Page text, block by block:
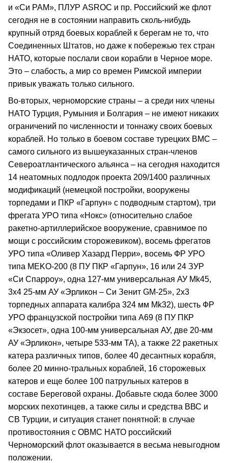
и «Си РАМ», ПЛУР ASROC и пр. Российский же флот
сегодня не в состоянии направить сколь-нибудь
крупный отряд боевых кораблей к берегам не то, что
Соединенных Штатов, но даже к побережью тех стран
НАТО, которые послали свои корабли в Черное море.
Это – слабость, а мир со времен Римской империи
привык уважать только сильного.
Во-вторых, черноморские страны – а среди них члены
НАТО Турция, Румыния и Болгария – не имеют никаких
ограничений по численности и тоннажу своих боевых
кораблей. Но только в боевом составе турецких ВМС –
самого сильного из вышеуказанных стран-членов
Североатлантического альянса – на сегодня находится
14 неатомных подлодок проекта 209/1400 различных
модификаций (немецкой постройки, вооружены
торпедами и ПКР «Гарпун» с подводным стартом), три
фрегата УРО типа «Нокс» (относительно слабое
ракетно-артиллерийское вооружение, сравнимое по
мощи с российским сторожевиком), восемь фрегатов
УРО типа «Оливер Хазард Перри», восемь ФР УРО
типа MEKO-200 (8 ПУ ПКР «Гарпун», 16 или 24 ЗУР
«Си Спарроу», одна 127-мм универсальная АУ Mk45,
3х4 25-мм АУ «Эрликон – Си Зенит GM-25», 2х3
торпедных аппарата калибра 324 мм Mk32), шесть ФР
УРО французской постройки типа А69 (8 ПУ ПКР
«Экзосет», одна 100-мм универсальная АУ, две 20-мм
АУ «Эрликон», четыре 533-мм ТА), а также 22 ракетных
катера различных типов, более 40 десантных корабля,
более 20 минно-тральных кораблей, 16 сторожевых
катеров и еще более 100 патрульных катеров в
составе Береговой охраны. Добавьте сюда более 3000
морских пехотинцев, а также силы и средства ВВС и
СВ Турции, и ситуация станет понятной: в случае
противостояния с ОВМС НАТО российский
Черноморский флот оказывается в весьма невыгодном
положении.